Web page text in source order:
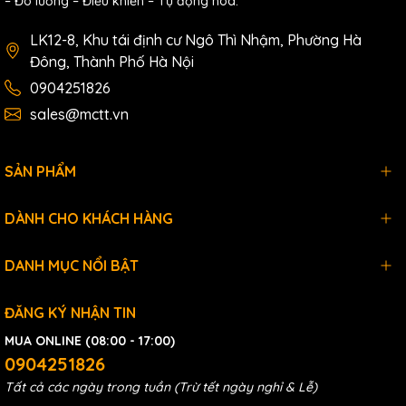
LED Display
System LED
Indicator
Yes
Dimensions
I-7188E8(D)
Temperature
Storage
Power
LK12-8, Khu tái định cư Ngô Thì Nhậm, Phường Hà
Đông, Thành Phố Hà Nội
0904251826
sales@mctt.vn
SẢN PHẨM
DÀNH CHO KHÁCH HÀNG
DANH MỤC NỔI BẬT
ĐĂNG KÝ NHẬN TIN
MUA ONLINE (08:00 - 17:00)
0904251826
Tất cả các ngày trong tuần (Trừ tết ngày nghỉ & Lễ)